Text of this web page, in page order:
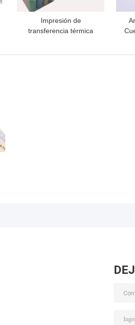
Impresión de
transferencia térmica